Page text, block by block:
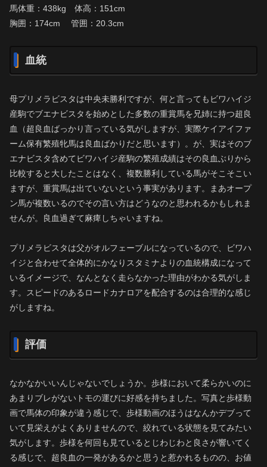
馬体重：438kg 体高：151cm
胸囲：174cm 管囲：20.3cm
血統
母プリメラビスタは中央未勝利ですが、何と言ってもビワハイジ
産駒でブエナビスタを始めとした多数の重賞馬を兄姉に持つ超良
血（超良血ばっかり言っている気がしますが、実際ケイアイファ
ーム保有繁殖牝馬は良血ばかりだと思います）。が、実はそのブ
エナビスタ含めてビワハイジ産駒の繁殖成績はその良血ぶりから
比較すると大したことはなく、複数勝利している馬がそこそこい
ますが、重賞馬は出ていないという事実があります。まあオープ
ン馬が複数いるのでその言い方はどうなのと思われるかもしれま
せんが。良血過ぎて麻痺しちゃいますね。
プリメラビスタは父がオルフェーブルになっているので、ビワハ
イジと合わせて全体的にかなりスタミナよりの血統構成になって
いるイメージで、なんとなく走らなかった理由がわかる気がしま
す。スピードのあるロードカナロアを配合するのは合理的な感じ
がしますね。
評価
なかなかいいんじゃないでしょうか。歩様において柔らかいのに
あまりブレがないトモの運びに好感を持ちました。写真と歩様動
画で馬体の印象が違う感じで、歩様動画のほうはなんかデブって
いて見栄えがよくありませんので、絞れている状態を見てみたい
気がします。歩様を何回も見ているとじわじわと良さが響いてく
る感じで、超良血の一発があるかと思うと惹かれるものの、お値